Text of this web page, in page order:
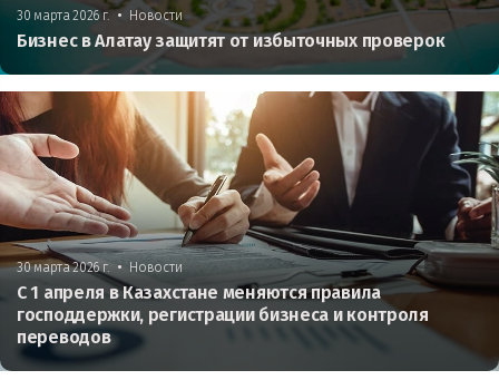
30 марта 2026 г. • Новости
Бизнес в Алатау защитят от избыточных проверок
30 марта 2026 г. • Новости
С 1 апреля в Казахстане меняются правила
господдержки, регистрации бизнеса и контроля
переводов